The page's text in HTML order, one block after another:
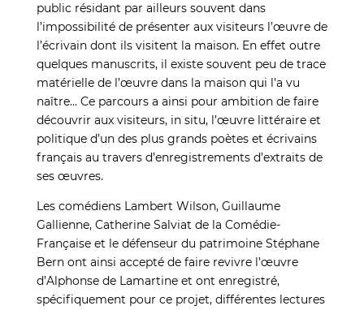
public résidant par ailleurs souvent dans
l’impossibilité de présenter aux visiteurs l’œuvre de
l’écrivain dont ils visitent la maison. En effet outre
quelques manuscrits, il existe souvent peu de trace
matérielle de l’œuvre dans la maison qui l’a vu
naître… Ce parcours a ainsi pour ambition de faire
découvrir aux visiteurs, in situ, l’œuvre littéraire et
politique d’un des plus grands poètes et écrivains
français au travers d’enregistrements d’extraits de
ses œuvres.
Les comédiens Lambert Wilson, Guillaume
Gallienne, Catherine Salviat de la Comédie-
Française et le défenseur du patrimoine Stéphane
Bern ont ainsi accepté de faire revivre l’œuvre
d’Alphonse de Lamartine et ont enregistré,
spécifiquement pour ce projet, différentes lectures